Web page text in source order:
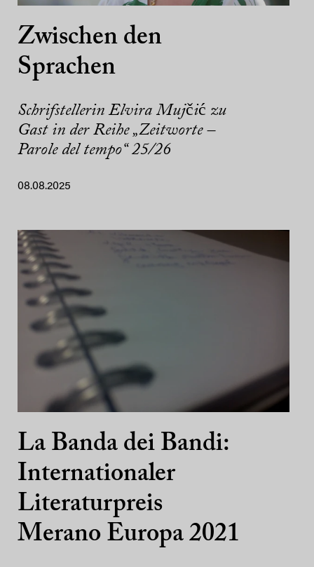
Zwischen den
Sprachen
Schrifstellerin Elvira Mujčić zu
Gast in der Reihe „Zeitworte –
Parole del tempo“ 25/26
08.08.2025
La Banda dei Bandi:
Internationaler
Literaturpreis
Merano Europa 2021